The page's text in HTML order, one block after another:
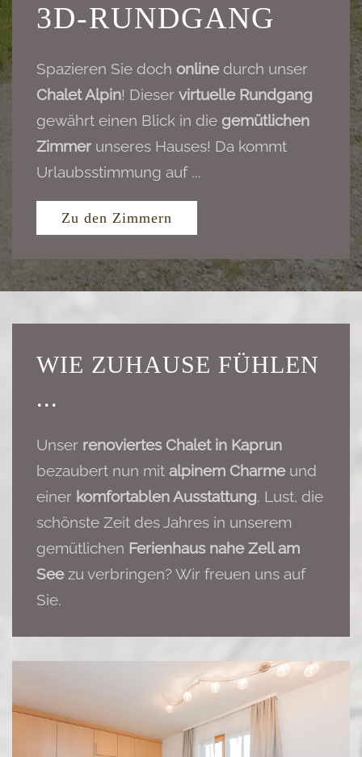
3D-RUNDGANG
Spazieren Sie doch onlinedurch unser
Chalet Alpin! Dieser virtuelle Rundgang
gewährt einen Blick in die gemütlichen
Zimmer unseres Hauses! Da kommt
Urlaubsstimmung auf ...
Zu den Zimmern
WIE ZUHAUSE FÜHLEN
...
Unser renoviertes Chalet in Kaprun
bezaubert nun mit alpinem Charmeund
einer komfortablen Ausstattung. Lust, die
schönste Zeit des Jahres in unserem
gemütlichen Ferienhaus nahe Zell am
Seezu verbringen? Wir freuen uns auf
Sie.